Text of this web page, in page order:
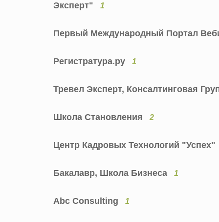
Эксперт"
1
Первый Международный Портал
Регистратура.ру 1
Тревел Эксперт, Консалтинговая
Школа Становления 2
Центр Кадровых Технологий "Успех"
Бакалавр, Школа Бизнеса 1
Abc Consulting 1